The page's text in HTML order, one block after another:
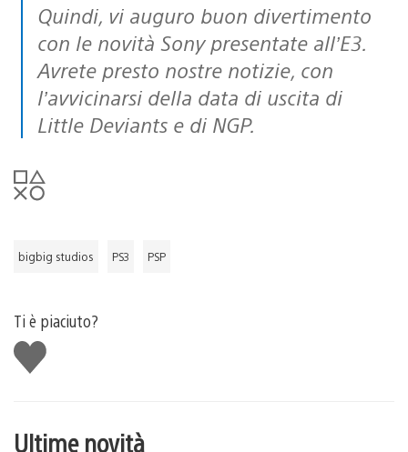
Quindi, vi auguro buon divertimento
con le novità Sony presentate all’E3.
Avrete presto nostre notizie, con
l’avvicinarsi della data di uscita di
Little Deviants e di NGP.
bigbig studios PS3 PSP
Ti è piaciuto?
Mi
piace
Ultime novità